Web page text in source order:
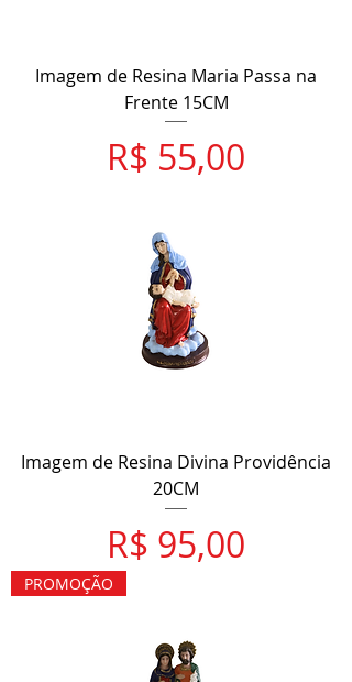
Imagem de Resina Maria Passa na
Frente 15CM
Preço
R$ 55,00
Imagem de Resina Divina Providência
20CM
Preço
R$ 95,00
PROMOÇÃO